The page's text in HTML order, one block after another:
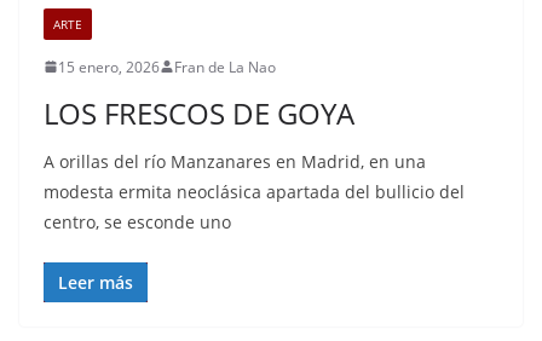
ARTE
15 enero, 2026 Fran de La Nao
LOS FRESCOS DE GOYA
A orillas del río Manzanares en Madrid, en una
modesta ermita neoclásica apartada del bullicio del
centro, se esconde uno
Leer más